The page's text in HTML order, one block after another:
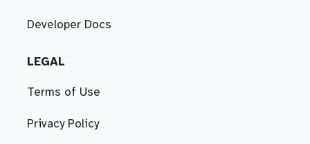
Developer Docs
LEGAL
Terms of Use
Privacy Policy